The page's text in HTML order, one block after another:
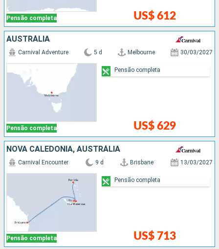
Pensão completa US$ 612
AUSTRÁLIA
Pensão completa
Carnival Adventure 5 d Melbourne 30/03/2027
US$ 629
Pensão completa
NOVA CALEDÔNIA, AUSTRÁLIA
Pensão completa
Carnival Encounter 9 d Brisbane 13/03/2027
US$ 713
Pensão completa